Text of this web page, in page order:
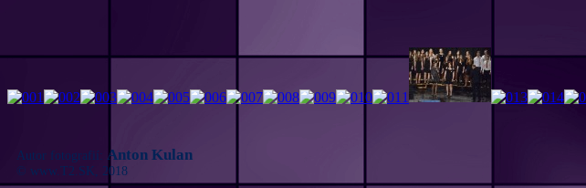
Autor fotografií: Anton Kulan
© www.T2.SK, 2018